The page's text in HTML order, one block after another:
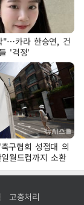
"…카라 한승연, 건
'걱정'
구협회 성접대 의
월드컵까지 소환
고충처리